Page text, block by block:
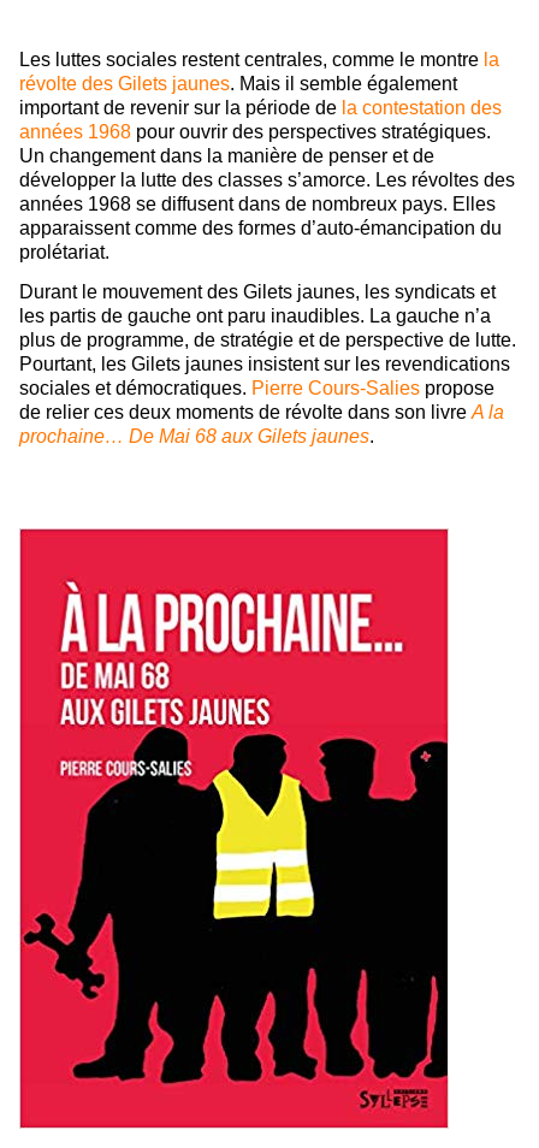
Les luttes sociales restent centrales, comme le montre la
révolte des Gilets jaunes. Mais il semble également
important de revenir sur la période de la contestation des
années 1968 pour ouvrir des perspectives stratégiques.
Un changement dans la manière de penser et de
développer la lutte des classes s’amorce. Les révoltes des
années 1968 se diffusent dans de nombreux pays. Elles
apparaissent comme des formes d’auto-émancipation du
prolétariat.
Durant le mouvement des Gilets jaunes, les syndicats et
les partis de gauche ont paru inaudibles. La gauche n’a
plus de programme, de stratégie et de perspective de lutte.
Pourtant, les Gilets jaunes insistent sur les revendications
sociales et démocratiques. Pierre Cours-Salies propose
de relier ces deux moments de révolte dans son livre A la
prochaine… De Mai 68 aux Gilets jaunes.